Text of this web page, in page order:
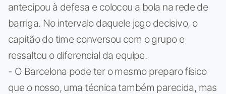
antecipou à defesa e colocou a bola na rede de
barriga. No intervalo daquele jogo decisivo, o
capitão do time conversou com o grupo e
ressaltou o diferencial da equipe.
- O Barcelona pode ter o mesmo preparo físico
que o nosso, uma técnica também parecida, mas